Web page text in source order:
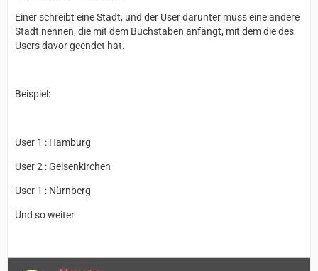
Einer schreibt eine Stadt, und der User darunter muss eine andere
Stadt nennen, die mit dem Buchstaben anfängt, mit dem die des
Users davor geendet hat.
Beispiel:
User 1 : Hamburg
User 2 : Gelsenkirchen
User 1 : Nürnberg
Und so weiter